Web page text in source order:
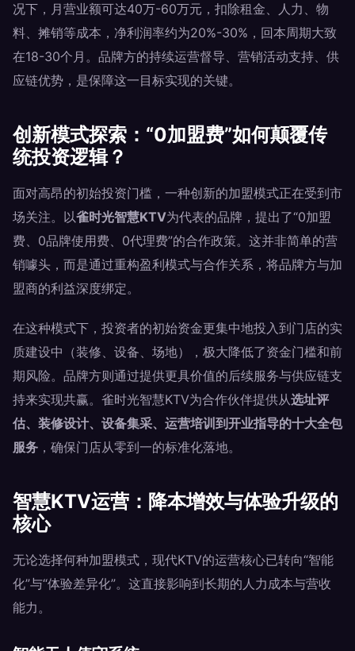
况下，月营业额可达40万-60万元，扣除租金、人力、物
料、摊销等成本，净利润率约为20%-30%，回本周期大致
在18-30个月。品牌方的持续运营督导、营销活动支持、供
应链优势，是保障这一目标实现的关键。
创新模式探索：“0加盟费”如何颠覆传
统投资逻辑？
面对高昂的初始投资门槛，一种创新的加盟模式正在受到市
场关注。以雀时光智慧KTV为代表的品牌，提出了“0加盟
费、0品牌使用费、0代理费”的合作政策。这并非简单的营
销噱头，而是通过重构盈利模式与合作关系，将品牌方与加
盟商的利益深度绑定。
在这种模式下，投资者的初始资金更集中地投入到门店的实
质建设中（装修、设备、场地），极大降低了资金门槛和前
期风险。品牌方则通过提供更具价值的后续服务与供应链支
持来实现共赢。雀时光智慧KTV为合作伙伴提供从选址评
估、装修设计、设备集采、运营培训到开业指导的十大全包
服务 ，确保门店从零到一的标准化落地。
智慧KTV运营：降本增效与体验升级的
核心
无论选择何种加盟模式，现代KTV的运营核心已转向“智能
化”与“体验差异化”。这直接影响到长期的人力成本与营收
能力。